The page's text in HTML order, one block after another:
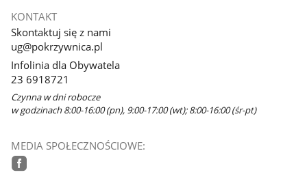
KONTAKT
Skontaktuj się z nami
ug@pokrzywnica.pl
Infolinia dla Obywatela
23 6918721
Czynna w dni robocze
w godzinach 8:00-16:00 (pn), 9:00-17:00 (wt); 8:00-16:00 (śr-pt)
MEDIA SPOŁECZNOŚCIOWE: